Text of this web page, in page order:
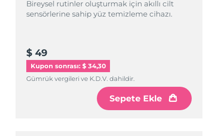
Bireysel rutinler oluşturmak için akıllı cilt
sensörlerine sahip yüz temizleme cihazı.
$ 49
Kupon sonrası: $ 34,30
Gümrük vergileri ve K.D.V. dahildir.
Sepete Ekle